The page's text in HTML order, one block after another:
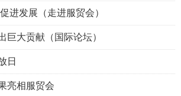
进发展（走进服贸会）
巨大贡献（国际论坛）
日
亮相服贸会